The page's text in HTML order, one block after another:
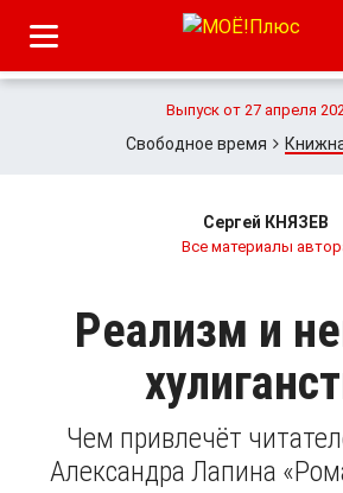
Выпуск от 27 апреля
Свободное время
Сергей КНЯЗЕВ
Все материалы
Реализм и
Чем привлечёт
Александра Лапина